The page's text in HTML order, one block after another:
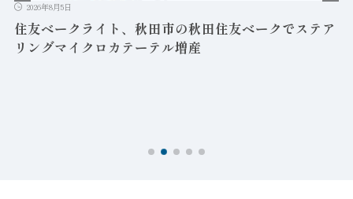
2026年8月5日
住友ベークライト、秋田市の秋田住友ベークでステア
リングマイクロカテーテル増産